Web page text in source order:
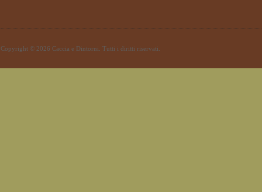
Copyright © 2026 Caccia e Dintorni. Tutti i diritti riservati.